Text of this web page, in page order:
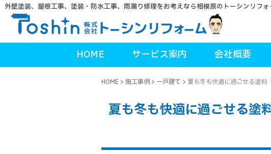
外壁塗装、屋根工事、塗装・防水工事、雨漏り修理をお考えなら相模原のトーシンリフォ
HOME サービス案内 会社概要
HOME >施工事例 > 一戸建て > 夏も冬も快適に過ごせる塗
夏も冬も快適に過ごせる